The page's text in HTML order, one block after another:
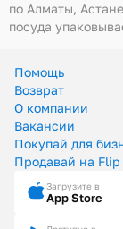
по Алматы,
посуда
Помощь
Возврат
О компании
Вакансии
Покупай для
Продавай на Flip
Загрузите в
App Store